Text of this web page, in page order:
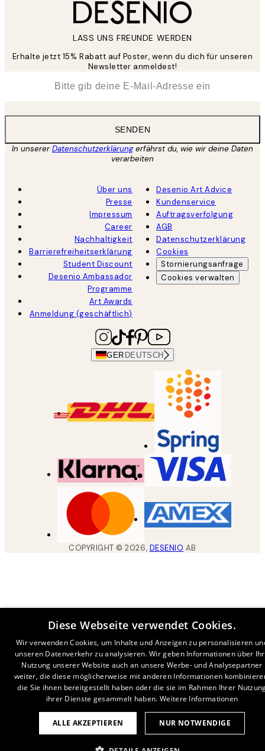
LASS UNS FREUNDE WERDEN
Erhalte jetzt 15% Rabatt auf Poster, wenn du dich für unseren
Newsletter anmeldest!
SENDEN
In unsererDatenschutzerklärungerfährst du, wie wir deine Daten
verarbeiten
Über uns
Presse
Impressum
Career
Nachhaltigkeit
Barrierefreiheitserklärung
Student Discount
Desenio Ambassador
Programme
Art Awards
Anmeldung (geschäftlich)
Desenio Art Advice
Kundenservice
Auftragsverfolgung
AGB
Datenschutzerklärung
Cookies
Stornierungsanfrage
Cookies verwalten
GER DEUTSCH
COPYRIGHT ©2026, DESENIO AB
Diese Webseite verwendet Cookies.
Wir verwenden Cookies, um Inhalte und Anzeigen zu personalisieren
unseren Datenverkehr zu analysieren. Wir geben Informationen über
Nutzung unserer Website auch an unsere Werbe- und Analysepartner
weiter, die diese möglicherweise mit anderen Informationen
die Sie ihnen bereitgestellt haben oder die sie im Rahmen Ihrer
ihrer Dienste gesammelt haben. Weitere Informationen
ALLE AKZEPTIEREN NUR NOTWENDIGE